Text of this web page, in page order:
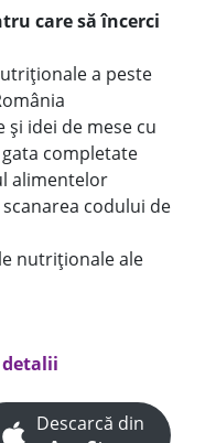
care să încerci
a peste
și idei de mese cu
completate
alimentelor
codului de
nutriționale ale
Descarcă din